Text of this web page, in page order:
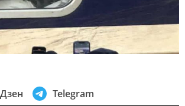
Дзен Telegram